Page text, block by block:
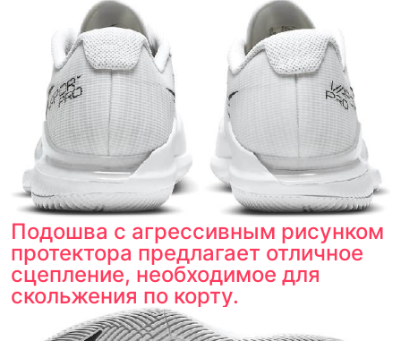
Подошва с агрессивным рисунком
протектора предлагает отличное
сцепление, необходимое для
скольжения по корту.